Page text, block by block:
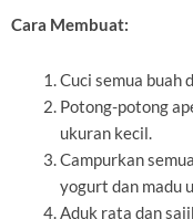
Cara Membuat:
Cuci semua buah
Potong-potong
ukuran kecil.
Campurkan
yogurt dan madu
Aduk rata dan